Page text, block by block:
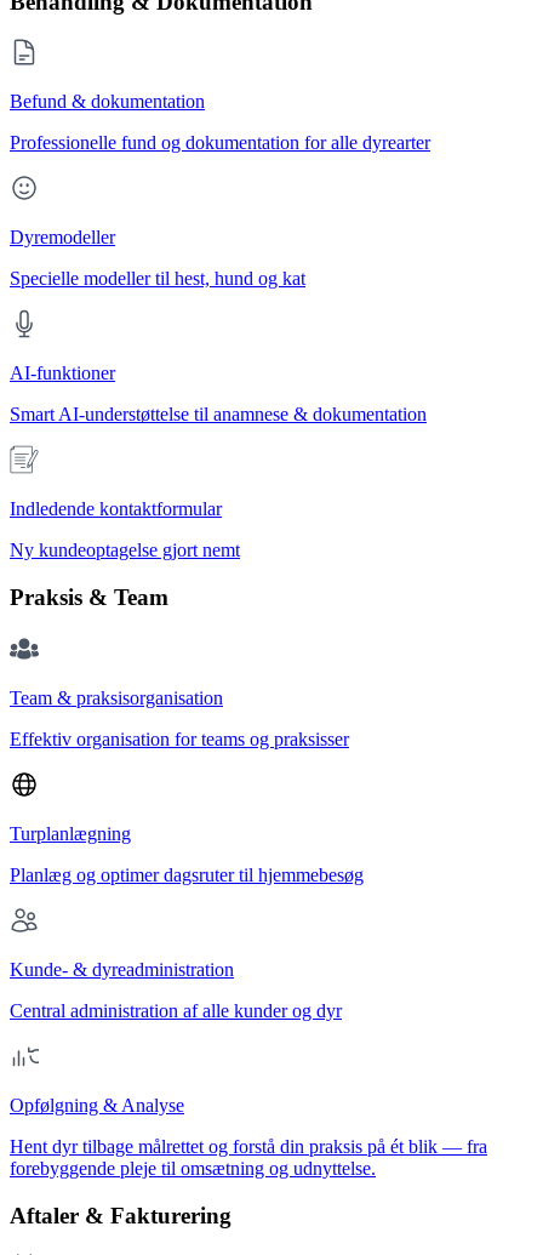
Befund & dokumentation
Professionelle fund og dokumentation for alle dyrearter
Dyremodeller
Specielle modeller til hest, hund og kat
AI-funktioner
Smart AI-understøttelse til anamnese & dokumentation
Indledende kontaktformular
Ny kundeoptagelse gjort nemt
Praksis & Team
Team & praksisorganisation
Effektiv organisation for teams og praksisser
Turplanlægning
Planlæg og optimer dagsruter til hjemmebesøg
Kunde- & dyreadministration
Central administration af alle kunder og dyr
Opfølgning & Analyse
Hent dyr tilbage målrettet og forstå din praksis på ét blik — fra
forebyggende pleje til omsætning og udnyttelse.
Aftaler & Fakturering